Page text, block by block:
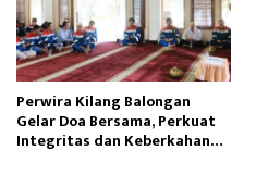
Perwira Kilang Balongan
Gelar Doa Bersama, Perkuat
Integritas dan Keberkahan